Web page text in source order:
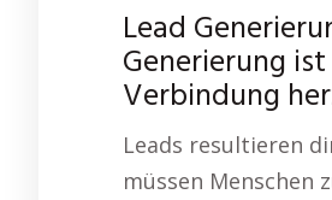
Lead
Generierung
Verbindung
Leads resultieren
müssen Menschen